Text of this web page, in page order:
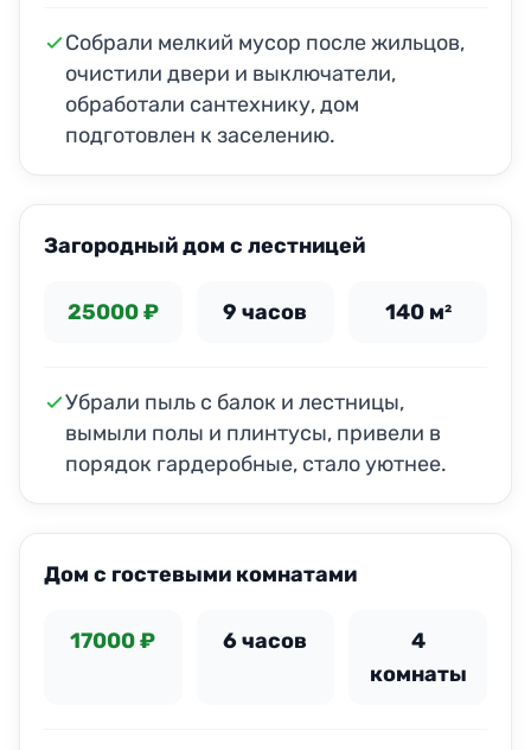
Собрали мелкий мусор после жильцов,
очистили двери и выключатели,
обработали сантехнику, дом
подготовлен к заселению.
Загородный дом с лестницей
25000 ₽ 9 часов 140 м²
Убрали пыль с балок и лестницы,
вымыли полы и плинтусы, привели в
порядок гардеробные, стало уютнее.
Дом с гостевыми комнатами
17000 ₽ 6 часов
4
комнаты